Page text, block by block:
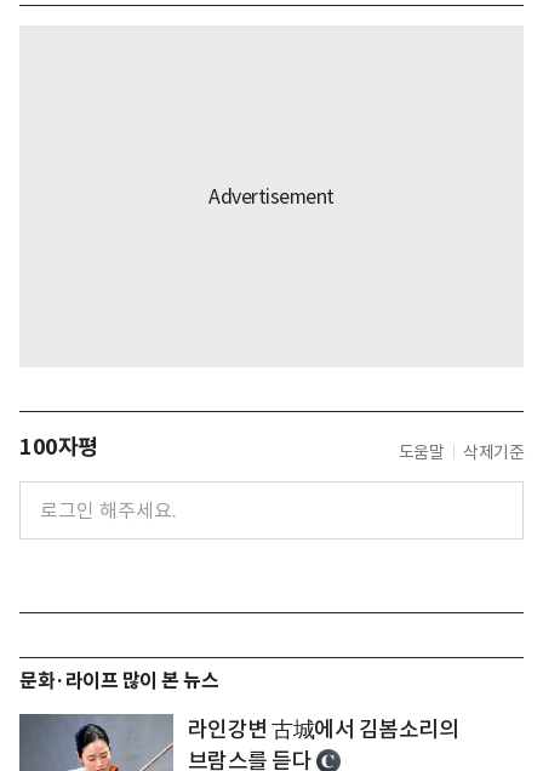
100자평 도움말 삭제기준
문화·라이프 많이 본 뉴스
라인강변 古城에서 김봄소리의
브람스를 듣다